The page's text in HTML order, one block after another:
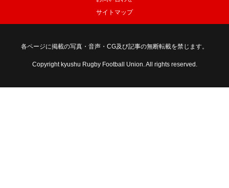
サイトマップ
各ページに掲載の写真・音声・CG及び記事の無断転載を禁じます。
Copyright kyushu Rugby Football Union. All rights reserved.